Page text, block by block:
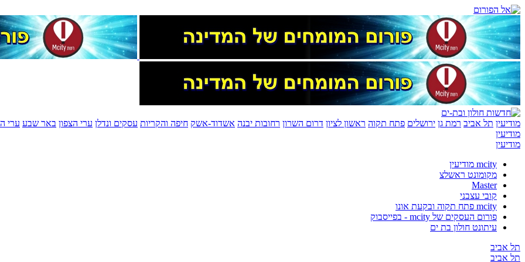
מודיעין תל אביב רמת גן ירושלים פתח תקוה ראשון לציון דרום השרון רחובות יבנה אשדוד-אשק חיפה והקריות עסקים ונדלן ערי הצפון באר שבע ערי
מודיעין
מודיעין
mcity מודיעין
מקומונט ראשלצ
Master
קובי עצבני
mcity פתח תקוה ובקעת אונו
פורום העסקים של mcity - בפייסבוק
עיתונט חולון בת ים
תל אביב
תל אביב